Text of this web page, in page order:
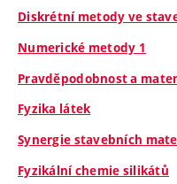
Diskrétní metody ve
Numerické metody 1
Pravděpodobnost a
Fyzika látek
Synergie stavebních
Fyzikální chemie silikátů